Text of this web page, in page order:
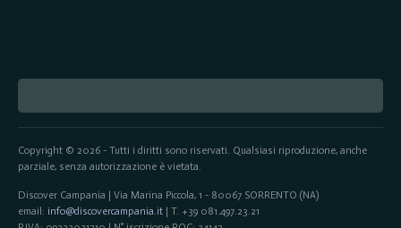
Copyright © 2026 - Tutti i diritti sono riservati. Qualsiasi riproduzione, anche
parziale, senza autorizzazione è vietata.
Discover Campania | Via Marina Piccola, 1 - 80067 SORRENTO (NA)
email: info@discovercampania.it| T. +39 081.497.23.21